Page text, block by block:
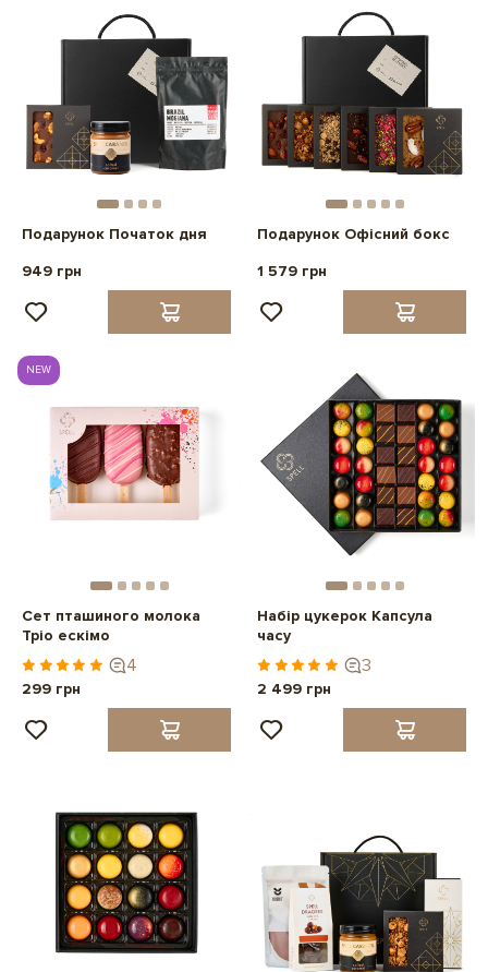
Подарунок Початок дня
949 грн
Подарунок Офісний бокс
1 579 грн
NEW
Сет пташиного молока
Тріо ескімо
4
299 грн
Набір цукерок Капсула
часу
3
2 499 грн